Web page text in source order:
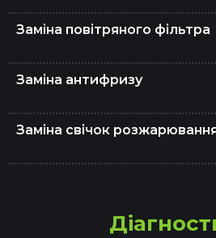
Ремонт
Ремонт и
безопасности
Заміна
Заміна повітряного фільтра
Заміна антифризу
Заміна свічок